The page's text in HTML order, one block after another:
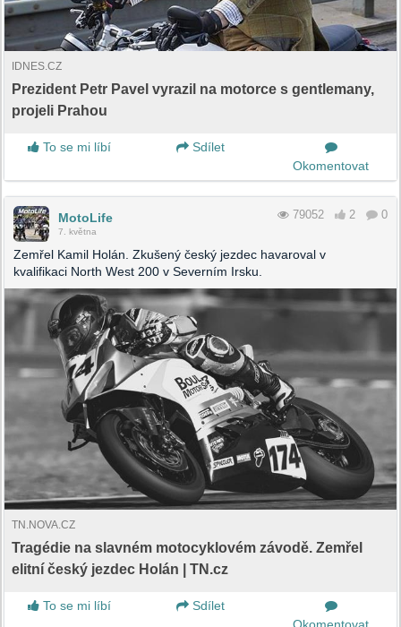
IDNES.CZ
Prezident Petr Pavel vyrazil na motorce s gentlemany,
projeli Prahou
To se mi líbí
Sdílet
Okomentovat
MotoLife
7. května
79052 2 0
Zemřel Kamil Holán. Zkušený český jezdec havaroval v
kvalifikaci North West 200 v Severním Irsku.
TN.NOVA.CZ
Tragédie na slavném motocyklovém závodě. Zemřel
elitní český jezdec Holán | TN.cz
To se mi líbí
Sdílet
Okomentovat